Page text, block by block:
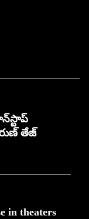
తేజ్
in theaters